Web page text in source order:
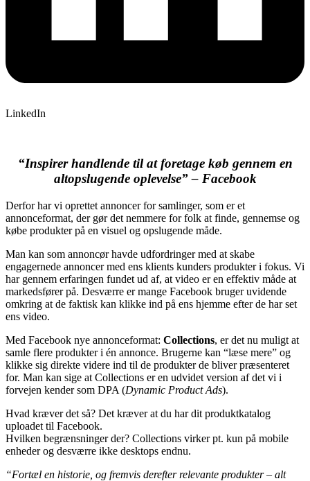
LinkedIn
“Inspirer handlende til at foretage køb gennem en
altopslugende oplevelse” – Facebook
Derfor har vi oprettet annoncer for samlinger, som er et
annonceformat, der gør det nemmere for folk at finde, gennemse og
købe produkter på en visuel og opslugende måde.
Man kan som annoncør havde udfordringer med at skabe
engagernede annoncer med ens klients kunders produkter i fokus. Vi
har gennem erfaringen fundet ud af, at video er en effektiv måde at
markedsfører på. Desværre er mange Facebook bruger uvidende
omkring at de faktisk kan klikke ind på ens hjemme efter de har set
ens video.
Med Facebook nye annonceformat: Collections, er det nu muligt at
samle flere produkter i én annonce. Brugerne kan “læse mere” og
klikke sig direkte videre ind til de produkter de bliver præsenteret
for. Man kan sige at Collections er en udvidet version af det vi i
forvejen kender som DPA (Dynamic Product Ads).
Hvad kræver det så? Det kræver at du har dit produktkatalog
uploadet til Facebook.
Hvilken begrænsninger der? Collections virker pt. kun på mobile
enheder og desværre ikke desktops endnu.
“Fortæl en historie, og fremvis derefter relevante produkter – alt